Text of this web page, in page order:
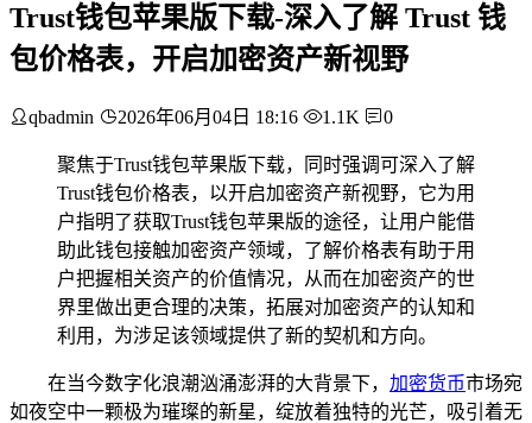
Trust钱包苹果版下载-深入了解 Trust 钱
包价格表，开启加密资产新视野
qbadmin 2026年06月04日 18:16 1.1K 0
聚焦于Trust钱包苹果版下载，同时强调可深入了解
Trust钱包价格表，以开启加密资产新视野，它为用
户指明了获取Trust钱包苹果版的途径，让用户能借
助此钱包接触加密资产领域，了解价格表有助于用
户把握相关资产的价值情况，从而在加密资产的世
界里做出更合理的决策，拓展对加密资产的认知和
利用，为涉足该领域提供了新的契机和方向。
在当今数字化浪潮汹涌澎湃的大背景下， 加密货币市场宛
如夜空中一颗极为璀璨的新星，绽放着独特的光芒，吸引着无